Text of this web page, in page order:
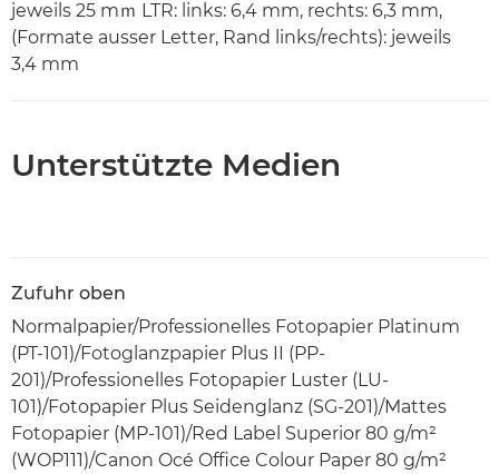
jeweils 25 mｍ LTR: links: 6,4 mm, rechts: 6,3 mm,
(Formate ausser Letter, Rand links/rechts): jeweils
3,4 mm
Unterstützte Medien
Zufuhr oben
Normalpapier/Professionelles Fotopapier Platinum
(PT-101)/Fotoglanzpapier Plus II (PP-
201)/Professionelles Fotopapier Luster (LU-
101)/Fotopapier Plus Seidenglanz (SG-201)/Mattes
Fotopapier (MP-101)/Red Label Superior 80 g/m²
(WOP111)/Canon Océ Office Colour Paper 80 g/m²